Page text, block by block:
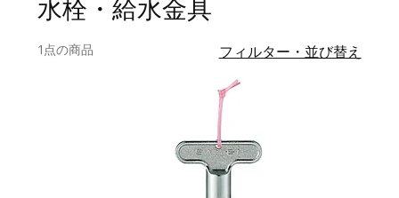
水栓・給水金具
1点の商品 フィルター・並び替え